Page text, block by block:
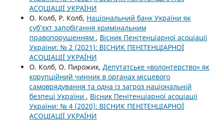
АСОЦІАЦІЇ УКРАЇНИ
О. Колб, Р. Колб, Національний банк України як
суб’єкт запобігання кримінальним
правопорушенням , Вісник Пенітенціарної асоціації
України: № 2 (2021): ВІСНИК ПЕНІТЕНЦІАРНОЇ
АСОЦІАЦІЇ УКРАЇНИ
О. Колб, О. Пирожик, Депутатське «волонтерство» як
корупційний чинник в органах місцевого
самоврядування та одна із загроз національній
безпеці України , Вісник Пенітенціарної асоціації
України: № 4 (2020): ВІСНИК ПЕНІТЕНЦІАРНОЇ
АСОЦІАЦІЇ УКРАЇНИ